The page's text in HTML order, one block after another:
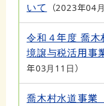
いて
2023年04
令和４年度 喬
境譲与税活用事
年03月11日
喬木村水道事業